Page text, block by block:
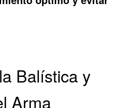
Balística y
Arma